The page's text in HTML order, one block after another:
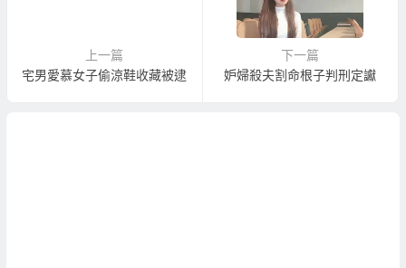
上一篇
宅男愛慕女子偷涼鞋收藏被逮
下一篇
妒婦殺夫割命根子判刑定讞